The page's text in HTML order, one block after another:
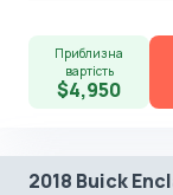
Приблизна
вартість
$4,950
2018 Buick